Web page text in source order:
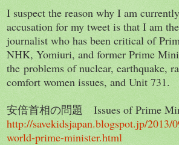
I suspect the reason why I am
accusation for my tweet is that I am
journalist who has been critical of
NHK, Yomiuri, and former Prime
the problems of nuclear, earthquake,
comfort women issues, and Unit 731.
安倍首相の問題 Issues of Prime
http://savekidsjapan.blogspot.jp/2013/
world-prime-minister.html